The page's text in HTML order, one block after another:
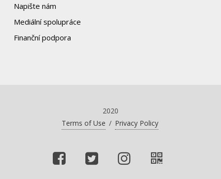
Napište nám
Mediální spolupráce
Finanční podpora
2020
Terms of Use / Privacy Policy